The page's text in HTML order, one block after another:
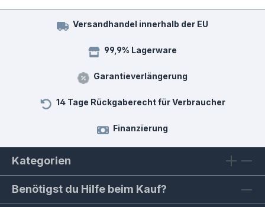
Versandhandel innerhalb der EU
99,9% Lagerware
Garantieverlängerung
14 Tage Rückgaberecht für Verbraucher
Finanzierung
Kategorien
Benötigst du Hilfe beim Kauf?